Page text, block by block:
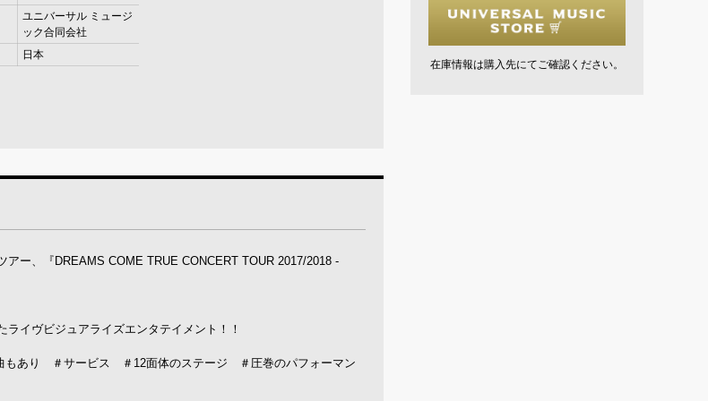
ユニバーサル ミュージ
ック合同会社
日本
ー、『DREAMS COME TRUE CONCERT TOUR 2017/2018 -
イヴビジュアライズエンタテイメント！！
もあり ＃サービス ＃12面体のステージ ＃圧巻のパフォーマン
在庫情報は購入先にてご確認ください。